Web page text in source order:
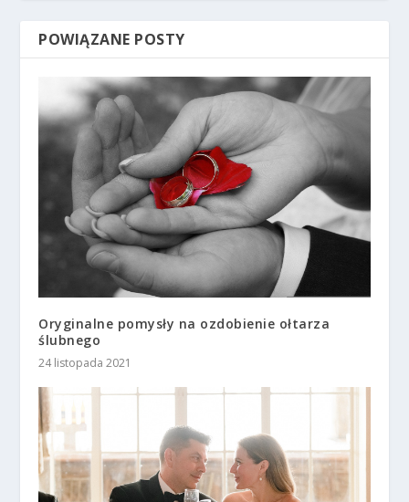
POWIĄZANE POSTY
Oryginalne pomysły na ozdobienie ołtarza
ślubnego
24 listopada 2021